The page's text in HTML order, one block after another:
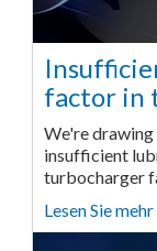
factor in
We're
insufficient
turbocharger
Lesen Sie mehr